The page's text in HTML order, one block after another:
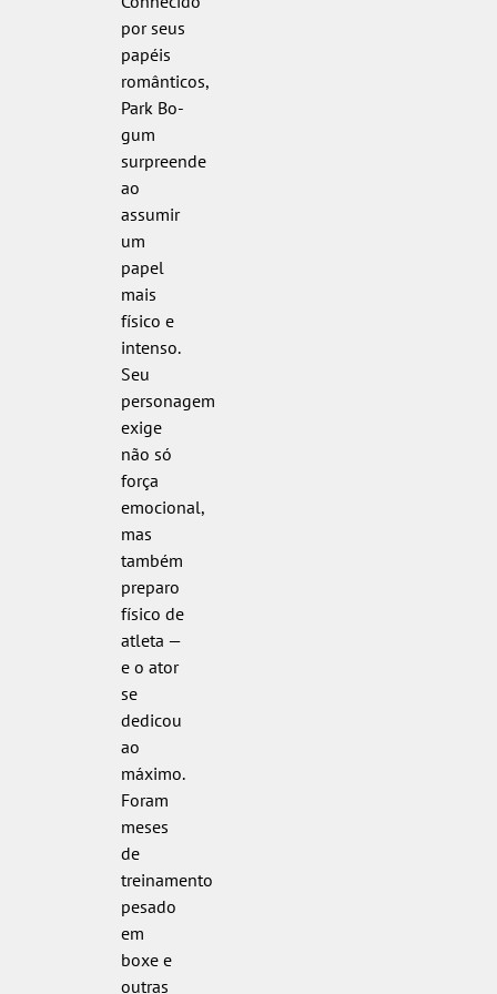
por seus
papéis
românticos,
Park Bo-
gum
surpreende
ao
assumir
um
papel
mais
físico e
intenso.
Seu
personagem
exige
não só
força
emocional,
mas
também
preparo
físico de
atleta —
e o ator
se
dedicou
ao
máximo.
Foram
meses
de
treinamento
pesado
em
boxe e
outras